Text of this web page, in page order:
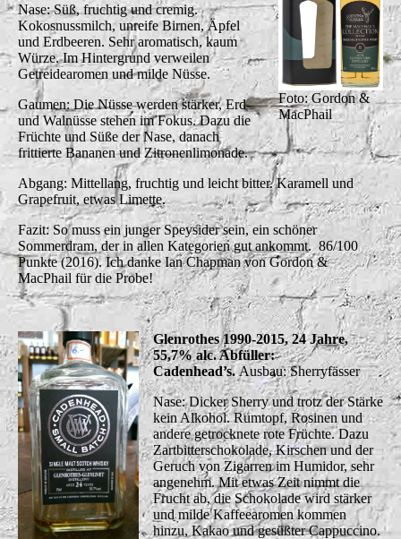
Foto: Gordon &
MacPhail
Nase: Süß, fruchtig und cremig.
Kokosnussmilch, unreife Birnen, Äpfel
und Erdbeeren. Sehr aromatisch, kaum
Würze. Im Hintergrund verweilen
Getreidearomen und milde Nüsse.
Gaumen: Die Nüsse werden stärker, Erd-
und Walnüsse stehen im Fokus. Dazu die
Früchte und Süße der Nase, danach
frittierte Bananen und Zitronenlimonade.
Abgang: Mittellang, fruchtig und leicht bitter. Karamell und
Grapefruit, etwas Limette.
Fazit: So muss ein junger Speysider sein, ein schöner
Sommerdram, der in allen Kategorien gut ankommt. 86/100
Punkte (2016). Ich danke Ian Chapman von Gordon &
MacPhail für die Probe!
Glenrothes 1990-2015, 24 Jahre,
55,7% alc. Abfüller:
Cadenhead’s.Ausbau: Sherryfässer
Nase: Dicker Sherry und trotz der Stärke
kein Alkohol. Rumtopf, Rosinen und
andere getrocknete rote Früchte. Dazu
Zartbitterschokolade, Kirschen und der
Geruch von Zigarren im Humidor, sehr
angenehm. Mit etwas Zeit nimmt die
Frucht ab, die Schokolade wird stärker
und milde Kaffeearomen kommen
hinzu, Kakao und gesüßter Cappuccino.